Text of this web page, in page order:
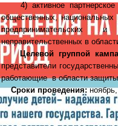
4) активное партнерское
общественных,
предпринимательских
неправительственных в
Целевой группой
представители
работающие в области
Сроки проведения: